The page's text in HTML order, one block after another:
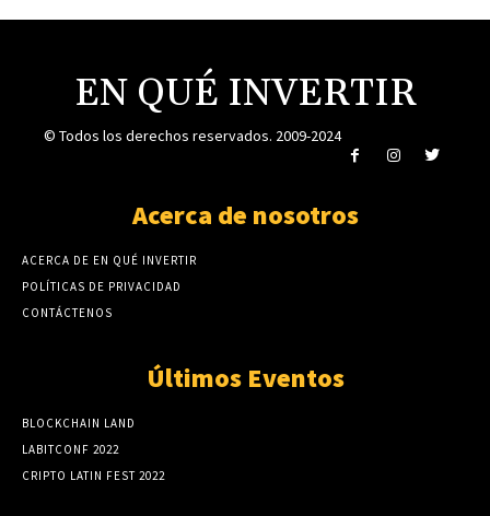
EN QUÉ INVERTIR
© Todos los derechos reservados. 2009-2024
Acerca de nosotros
ACERCA DE EN QUÉ INVERTIR
POLÍTICAS DE PRIVACIDAD
CONTÁCTENOS
Últimos Eventos
BLOCKCHAIN LAND
LABITCONF 2022
CRIPTO LATIN FEST 2022